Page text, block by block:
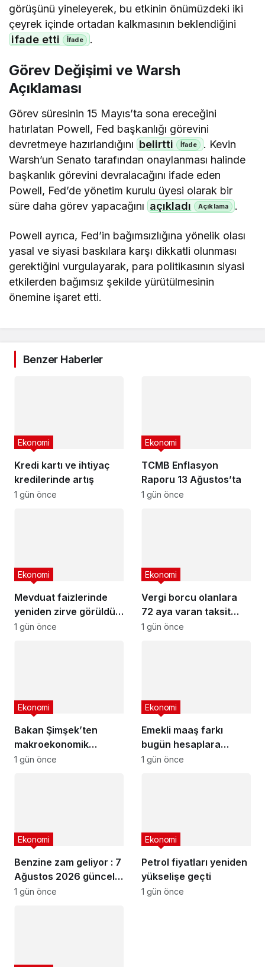
görüşünü yineleyerek, bu etkinin önümüzdeki iki
çeyrek içinde ortadan kalkmasının beklendiğini
ifade etti
.
Görev Değişimi ve Warsh
Açıklaması
Görev süresinin 15 Mayıs’ta sona ereceğini
hatırlatan Powell, Fed başkanlığı görevini
devretmeye hazırlandığını belirtti
. Kevin
Warsh’un Senato tarafından onaylanması halinde
başkanlık görevini devralacağını ifade eden
Powell, Fed’de yönetim kurulu üyesi olarak bir
süre daha görev yapacağını açıkladı .
Powell ayrıca, Fed’in bağımsızlığına yönelik olası
yasal ve siyasi baskılara karşı dikkatli olunması
gerektiğini vurgulayarak, para politikasının siyasi
etkilerden bağımsız şekilde yürütülmesinin
önemine işaret etti.
Benzer Haberler
Kredi kartı ve ihtiyaç
kredilerinde artış
Ekonomi
1 gün önce
TCMB Enflasyon
Raporu 13 Ağustos’ta
Ekonomi
1 gün önce
Mevduat faizlerinde
yeniden zirve görüldü :
3 milyon liranın aylık
Ekonomi
1 gün önce
Vergi borcu olanlara
72 aya varan taksit
fırsatı
Ekonomi
1 gün önce
Bakan Şimşek’ten
makroekonomik
istikrar açıklaması
Ekonomi
1 gün önce
Emekli maaş farkı
bugün hesaplara
yatıyor
Ekonomi
1 gün önce
Benzine zam geliyor : 7
Ağustos 2026 güncel
akaryakıt fiyatları
Ekonomi
1 gün önce
Petrol fiyatları yeniden
yükselişe geçti
Ekonomi
1 gün önce